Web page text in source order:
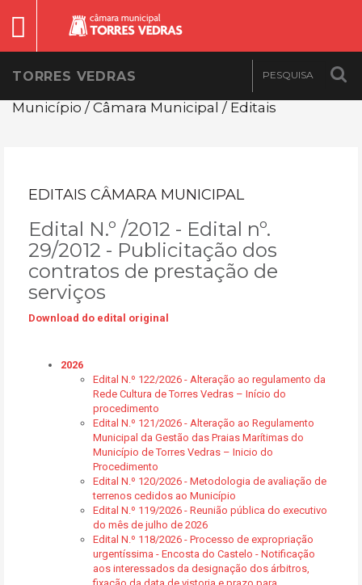
TORRES VEDRAS
Município / Câmara Municipal / Editais
EDITAIS CÂMARA MUNICIPAL
Edital N.º /2012 - Edital nº.
29/2012 - Publicitação dos
contratos de prestação de
serviços
Download do edital original
2026
Edital N.º 122/2026 - Alteração ao regulamento da
Rede Cultura de Torres Vedras – Início do
procedimento
Edital N.º 121/2026 - Alteração ao Regulamento
Municipal da Gestão das Praias Marítimas do
Município de Torres Vedras – Inicio do
Procedimento
Edital N.º 120/2026 - Metodologia de avaliação de
terrenos cedidos ao Município
Edital N.º 119/2026 - Reunião pública do executivo
do mês de julho de 2026
Edital N.º 118/2026 - Processo de expropriação
urgentíssima - Encosta do Castelo - Notificação
aos interessados da designação dos árbitros,